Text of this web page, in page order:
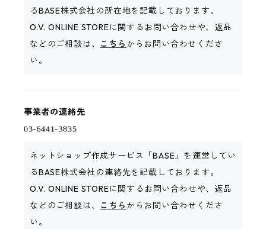
るBASE株式会社の所在地を記載しております。
O.V. ONLINE STOREに関するお問い合わせや、返品
などのご相談は、 こちら からお問い合わせくださ
い。
事業者の連絡先
ネットショップ作成サービス「BASE」を運営してい
るBASE株式会社の連絡先を記載しております。
O.V. ONLINE STOREに関するお問い合わせや、返品
などのご相談は、 こちら からお問い合わせくださ
い。